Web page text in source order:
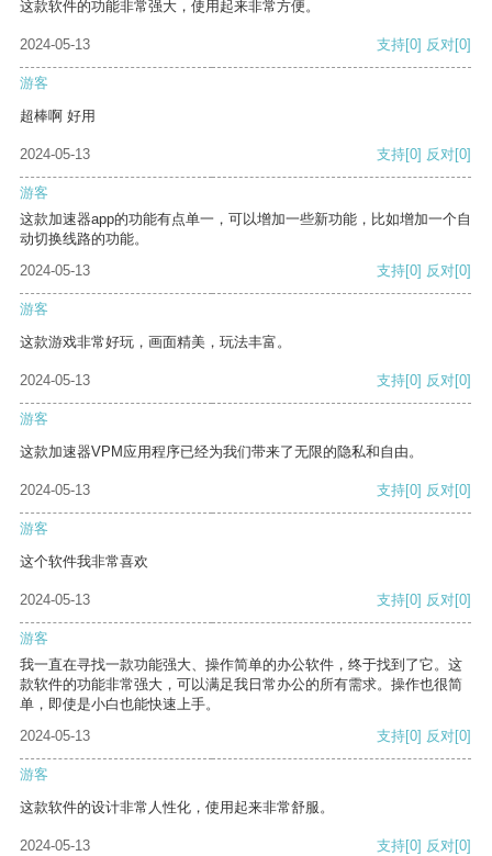
这款软件的功能非常强大，使用起来非常方便。
2024-05-13 支持[0] 反对[0]
游客
超棒啊 好用
2024-05-13 支持[0] 反对[0]
游客
这款加速器app的功能有点单一，可以增加一些新功能，比如增加一个自
动切换线路的功能。
2024-05-13
支持[0] 反对[0]
游客
这款游戏非常好玩，画面精美，玩法丰富。
2024-05-13 支持[0] 反对[0]
游客
这款加速器VPM应用程序已经为我们带来了无限的隐私和自由。
2024-05-13 支持[0] 反对[0]
游客
这个软件我非常喜欢
2024-05-13 支持[0] 反对[0]
游客
我一直在寻找一款功能强大、操作简单的办公软件，终于找到了它。这
款软件的功能非常强大，可以满足我日常办公的所有需求。操作也很简
单，即使是小白也能快速上手。
2024-05-13
支持[0] 反对[0]
游客
这款软件的设计非常人性化，使用起来非常舒服。
2024-05-13 支持[0] 反对[0]